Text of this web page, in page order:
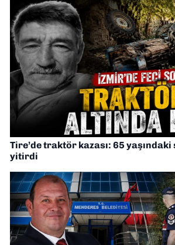
Tire’de traktör kazası: 65 yaşındaki
yitirdi